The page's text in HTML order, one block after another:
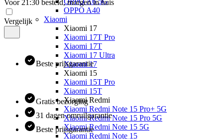
OPPO A40
Xiaomi
Xiaomi 17
Xiaomi 17T Pro
Xiaomi 17T
Xiaomi 17 Ultra
Xiaomi 17
Xiaomi 15
Xiaomi 15T Pro
Xiaomi 15T
Xiaomi Redmi
Xiaomi Redmi Note 15 Pro+ 5G
Xiaomi Redmi Note 15 Pro 5G
Xiaomi Redmi Note 15 5G
Xiaomi Redmi Note 15
Voor 21:30 besteld, morgen in huis
Vergelijk
Beste prijsgarantie
Gratis bezorging
31 dagen omruilgarantie
Beste prijsgarantie